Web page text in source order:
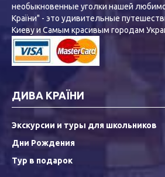
необыкновенные уголки нашей
Країни" - это удивительные
Киеву и Самым красивым городам
ДИВА КРАЇНИ
Экскурсии и туры для школьников
Дни Рождения
Тур в подарок